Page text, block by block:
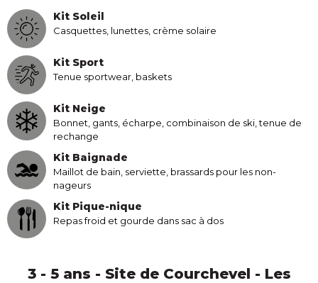
Casquettes, lunettes, crème solaire
Kit Soleil
Tenue sportwear, baskets
Kit Sport
Bonnet, gants, écharpe, combinaison de ski, tenue de
rechange
Kit Neige
Maillot de bain, serviette, brassards pour les non-
nageurs
Kit Baignade
Repas froid et gourde dans sac à dos
Kit Pique-nique
3 - 5 ans - Site de Courchevel - Les